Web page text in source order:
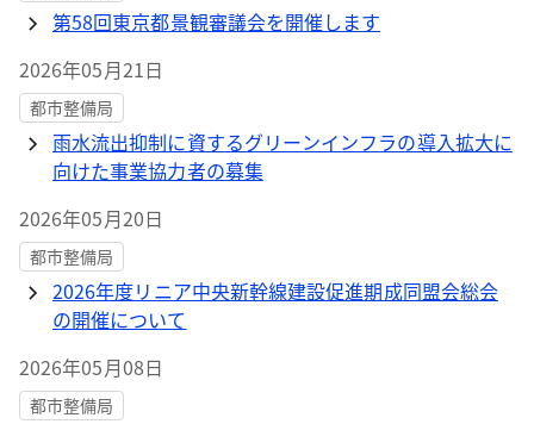
第58回東京都景観審議会を開催します
2026年05月21日
都市整備局
雨水流出抑制に資するグリーンインフラの導入拡大に
向けた事業協力者の募集
2026年05月20日
都市整備局
2026年度リニア中央新幹線建設促進期成同盟会総会
の開催について
2026年05月08日
都市整備局